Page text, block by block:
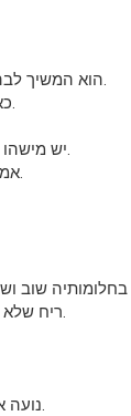
הוא המשיך לבהות במסדרון החשוך.
כאילו מישהו עומד שם.
– יש מישהו בבית, לחשה נועה.
אמה נעמדה מיד לפניה.
ריח שלא היה אמור להיות שם.
נועה אחזה בקולר של רקס.